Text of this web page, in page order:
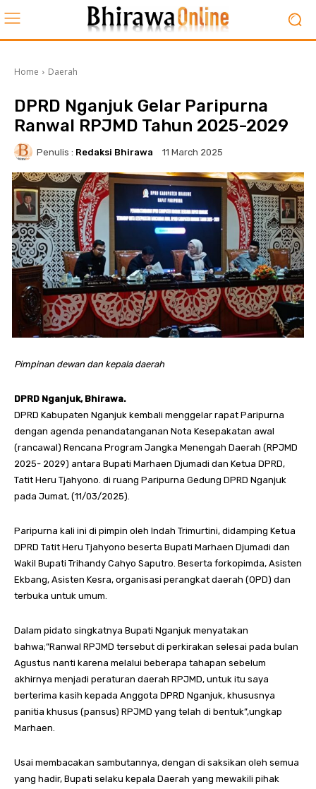
Home Daerah
DPRD Nganjuk Gelar Paripurna
Ranwal RPJMD Tahun 2025-2029
Penulis : Redaksi Bhirawa 11 March 2025
Pimpinan dewan dan kepala daerah
DPRD Nganjuk, Bhirawa.
DPRD Kabupaten Nganjuk kembali menggelar rapat Paripurna
dengan agenda penandatanganan Nota Kesepakatan awal
(rancawal) Rencana Program Jangka Menengah Daerah (RPJMD
2025- 2029) antara Bupati Marhaen Djumadi dan Ketua DPRD,
Tatit Heru Tjahyono. di ruang Paripurna Gedung DPRD Nganjuk
pada Jumat, (11/03/2025).
Paripurna kali ini di pimpin oleh Indah Trimurtini, didamping Ketua
DPRD Tatit Heru Tjahyono beserta Bupati Marhaen Djumadi dan
Wakil Bupati Trihandy Cahyo Saputro. Beserta forkopimda, Asisten
Ekbang, Asisten Kesra, organisasi perangkat daerah (OPD) dan
terbuka untuk umum.
Dalam pidato singkatnya Bupati Nganjuk menyatakan
bahwa;”Ranwal RPJMD tersebut di perkirakan selesai pada bulan
Agustus nanti karena melalui beberapa tahapan sebelum
akhirnya menjadi peraturan daerah RPJMD, untuk itu saya
berterima kasih kepada Anggota DPRD Nganjuk, khususnya
panitia khusus (pansus) RPJMD yang telah di bentuk”,ungkap
Marhaen.
Usai membacakan sambutannya, dengan di saksikan oleh semua
yang hadir, Bupati selaku kepala Daerah yang mewakili pihak